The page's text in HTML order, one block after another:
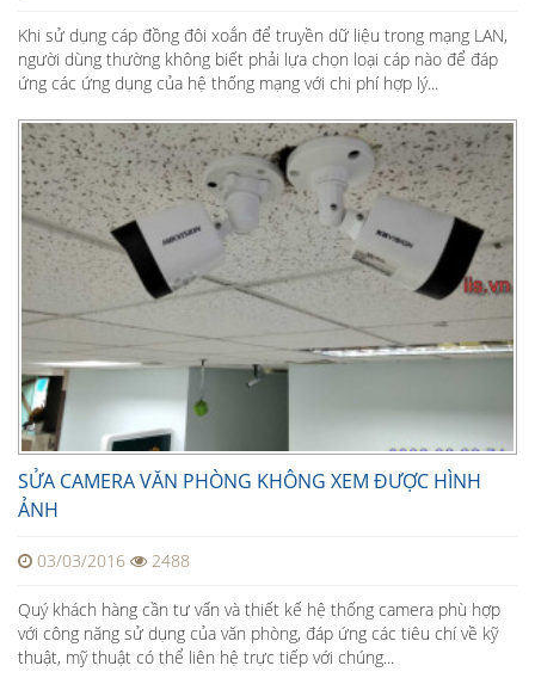
Khi sử dụng cáp đồng đôi xoắn để truyền dữ liệu trong mạng LAN,
người dùng thường không biết phải lựa chọn loại cáp nào để đáp
ứng các ứng dụng của hệ thống mạng với chi phí hợp lý...
SỬA CAMERA VĂN PHÒNG KHÔNG XEM ĐƯỢC HÌNH
ẢNH
03/03/2016 2488
Quý khách hàng cần tư vấn và thiết kế hệ thống camera phù hợp
với công năng sử dụng của văn phòng, đáp ứng các tiêu chí về kỹ
thuật, mỹ thuật có thể liên hệ trực tiếp với chúng...